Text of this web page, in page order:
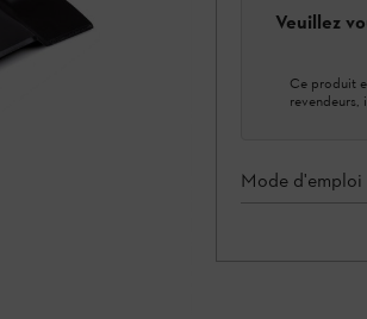
Veuillez
Ce produit
Mode d'emploi